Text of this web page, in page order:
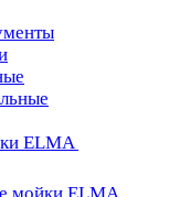
ELMA
мойки ELMA